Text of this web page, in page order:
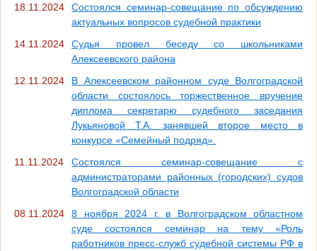
18.11.2024
Состоялся семинар-совещание по обсуждению
актуальных вопросов судебной практики
14.11.2024
Судья провел беседу со школьниками
Алексеевского района
12.11.2024
В Алексеевском районном суде Волгоградской
области состоялось торжественное вручение
диплома секретарю судебного заседания
Лукьяновой Т.А. занявшей второе место в
конкурсе «Семейный подряд».
11.11.2024
Состоялся семинар-совещание с
администраторами районных (городских) судов
Волгоградской области
08.11.2024
8 ноября 2024 г. в Волгоградском областном
суде состоялся семинар на тему «Роль
работников пресс-служб судебной системы РФ в